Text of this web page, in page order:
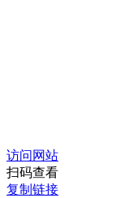
访问网站
扫码查看
复制链接